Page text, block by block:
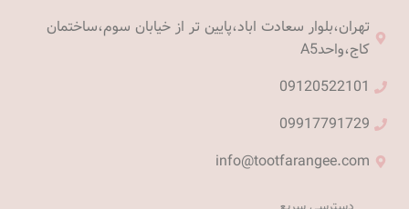
تهران،بلوار سعادت اباد،پایین تر از خیابان سوم،ساختمان
کاج،واحدA5
09120522101
09917791729
info@tootfarangee.com